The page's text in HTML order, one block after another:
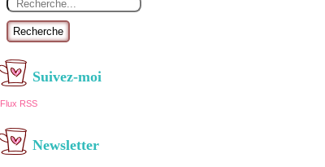
Recherche
Suivez-moi
Flux RSS
Newsletter